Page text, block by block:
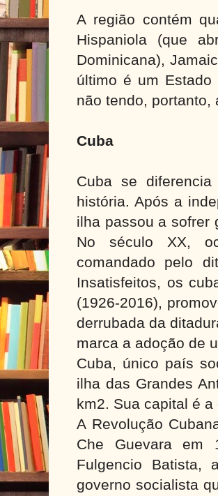
A região contém
Hispaniola (que
Dominicana),
último é um Estado
não tendo, portanto,
Cuba
Cuba se
história. Após a
ilha passou a sofrer
No século XX,
comandado pelo
Insatisfeitos, os
(1926-2016),
derrubada da
marca a adoção de
Cuba, único país
ilha das Grandes
km2. Sua capital é
A Revolução
Che Guevara em
Fulgencio Batista,
governo socialista